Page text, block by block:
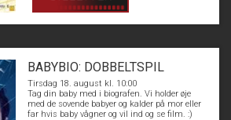
BABYBIO: DOBBELTSPIL
Tirsdag 18. august kl. 10:00
Tag din baby med i biografen. Vi holder øje
med de sovende babyer og kalder på mor eller
far hvis baby vågner og vil ind og se film. :)